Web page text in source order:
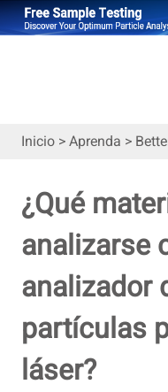
Inicio >Aprenda >
¿Qué
analizarse
analizador
partículas
láser?